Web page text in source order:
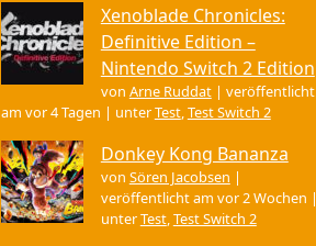
Xenoblade Chronicles:
Definitive Edition –
Nintendo Switch 2 Edition
von Arne Ruddat| veröffentlicht
am vor 4 Tagen | unterTest,Test Switch 2
Donkey Kong Bananza
von Sören Jacobsen |
veröffentlicht am vor 2 Wochen |
unterTest,Test Switch 2